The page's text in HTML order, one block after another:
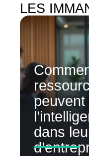
LES
peuvent
dans